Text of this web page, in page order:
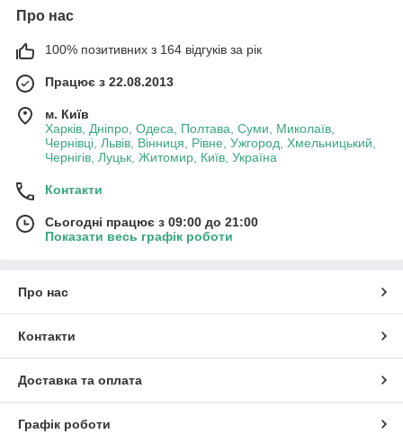
Про нас
100% позитивних з 164 відгуків за рік
Працює з 22.08.2013
м. Київ
Харків, Дніпро, Одеса, Полтава, Суми, Миколаїв,
Чернівці, Львів, Вінниця, Рівне, Ужгород, Хмельницький,
Чернігів, Луцьк, Житомир, Київ, Україна
Контакти
Сьогодні працює з 09:00 до 21:00
Показати весь графік роботи
Про нас
Контакти
Доставка та оплата
Графік роботи